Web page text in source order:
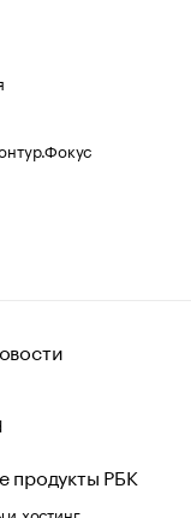
продукты РБК
хостинг